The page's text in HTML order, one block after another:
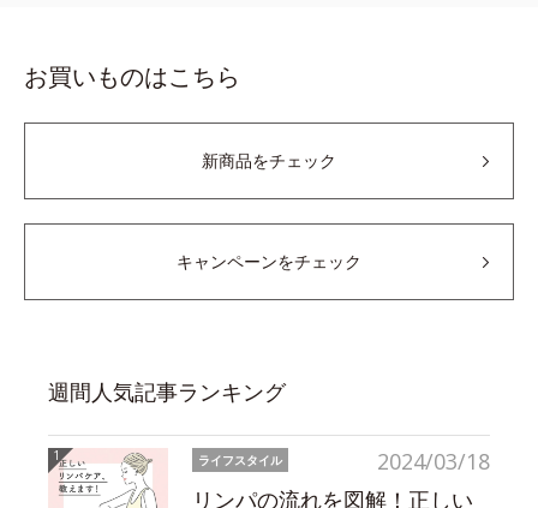
お買いものはこちら
新商品をチェック
キャンペーンをチェック
週間人気記事ランキング
2024/03/18
ライフスタイル
リンパの流れを図解！正しい